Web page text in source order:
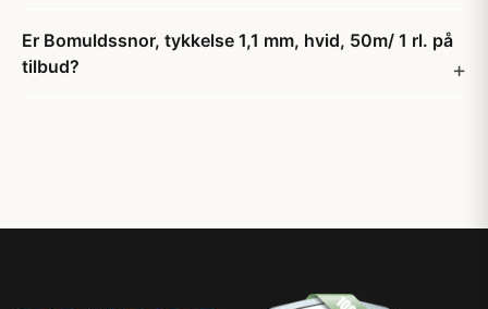
Er Bomuldssnor, tykkelse 1,1 mm, hvid, 50m/ 1 rl. på
tilbud?